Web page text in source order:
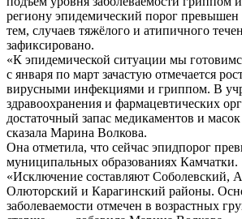
региону эпидемический порог превышен
тем, случаев тяжёлого и атипичного
зафиксировано.
«К эпидемической ситуации мы
с января по март зачастую отмечается
вирусными инфекциями и гриппом. В
здравоохранения и фармацевтических
достаточный запас медикаментов и
сказала Марина Волкова.
Она отметила, что сейчас эпидпорог
муниципальных образованиях Камчатки.
«Исключение составляют Соболевский,
Олюторский и Карагинский районы.
заболеваемости отмечен в возрастных